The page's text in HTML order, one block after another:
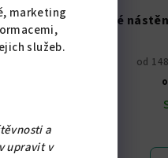
marketing
služeb.
a
upravit v
Čalouněné
od